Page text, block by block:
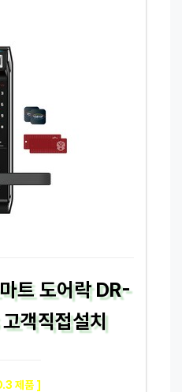
트 도어락 DR-
객직접설치
제품 ]